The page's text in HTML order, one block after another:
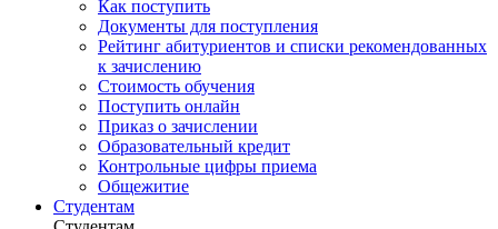
Как поступить
Документы для поступления
Рейтинг абитуриентов и списки рекомендованных
к зачислению
Стоимость обучения
Поступить онлайн
Приказ о зачислении
Образовательный кредит
Контрольные цифры приема
Общежитие
Студентам